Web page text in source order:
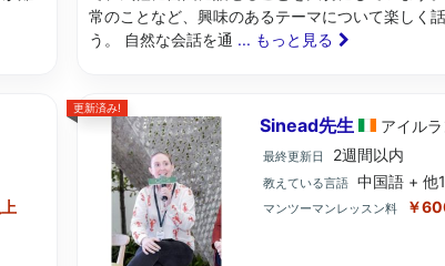
常のことなど、興味のあるテーマについて楽しく
う。 自然な会話を通 ... もっと見る
更新済み!
Sinead先生 アイル
最終更新日 2週間以内
教えている言語 中国語 + 他
マンツーマンレッスン料 ￥